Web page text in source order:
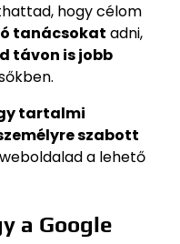
hogy célom
tanácsokat adni,
távon is jobb
tartalmi
szabott
a lehető
a Google